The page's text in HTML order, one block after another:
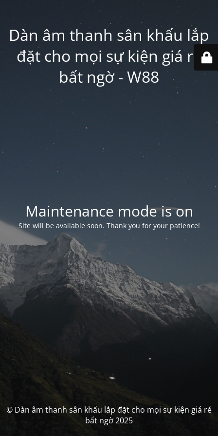
Dàn âm thanh sân khấu lắp
đặt cho mọi sự kiện giá rẻ
bất ngờ - W88
Maintenance mode is on
Site will be available soon. Thank you for your patience!
© Dàn âm thanh sân khấu lắp đặt cho mọi sự kiện giá rẻ
bất ngờ 2025